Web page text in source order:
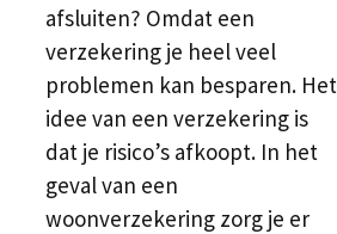
afsluiten? Omdat een
verzekering je heel veel
problemen kan besparen. Het
idee van een verzekering is
dat je risico’s afkoopt. In het
geval van een
woonverzekering zorg je er